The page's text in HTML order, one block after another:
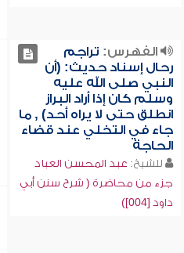
الفهرس: تراجم
رحال إسناد حديث: (أن
النبي صلى الله عليه
وسلم كان إذا أراد البراز
انطلق حتى لا يراه أحد) , ما
جاء في التخلي عند قضاء
الحاجة
للشيخ: عبد المحسن العباد
جزء من محاضرة ( شرح سنن أبي
داود [004])